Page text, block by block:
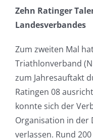
Zehn Ratinger
Landesverbandes
Zum zweiten Mal
Triathlonverband
zum Jahresauftakt
Ratingen 08
konnte sich der
Organisation in der
verlassen. Rund